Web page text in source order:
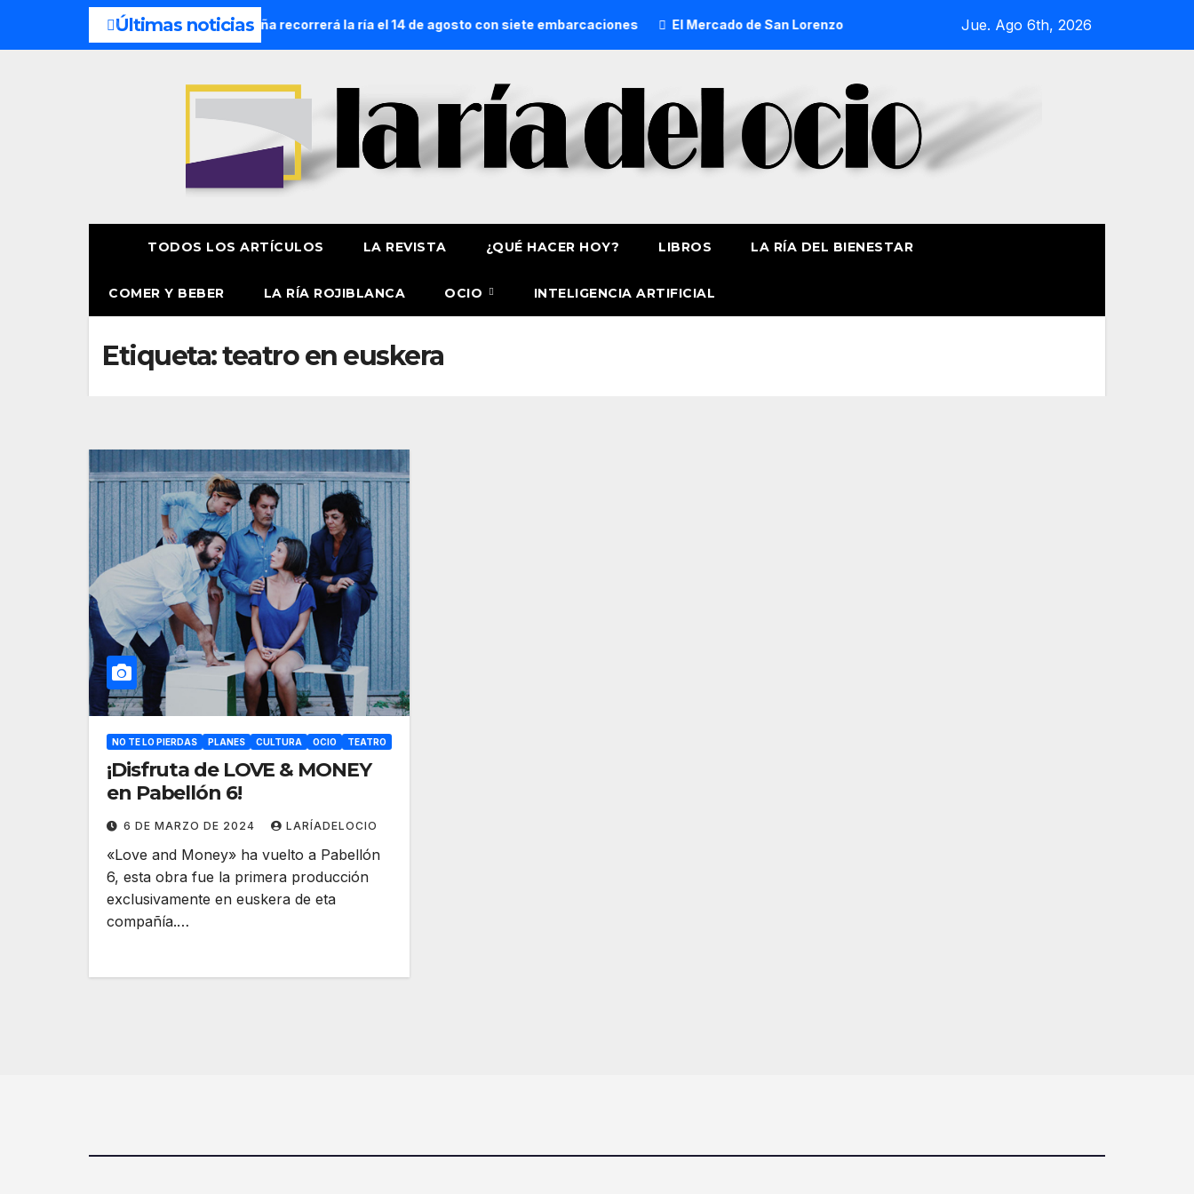
Últimas noticias
Náutica de la Amatxu de Begoña recorrerá la ría el 14 de agosto con siete embarcaciones El Mercado de San Lorenzo de Getxo reunirá a más de 50 productores del País Vasco
Jue. Ago 6th, 2026
TODOS LOS ARTÍCULOS LA REVISTA ¿QUÉ HACER HOY? LIBROS LA RÍA DEL BIENESTAR
COMER Y BEBER LA RÍA ROJIBLANCA OCIO INTELIGENCIA ARTIFICIAL
Etiqueta:teatro en euskera
NO TE LO PIERDAS PLANES CULTURA OCIO TEATRO
¡Disfruta de LOVE & MONEY
en Pabellón 6!
6 DE MARZO DE 2024 LARÍADELOCIO
«Love and Money» ha vuelto a Pabellón
6, esta obra fue la primera producción
exclusivamente en euskera de eta
compañía.…